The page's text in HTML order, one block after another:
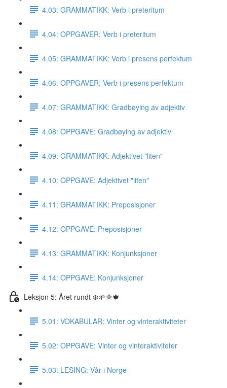
4.03: GRAMMATIKK: Verb i preteritum
4.04: OPPGAVER: Verb i preteritum
4.05: GRAMMATIKK: Verb i presens perfektum
4.06: OPPGAVER: Verb i presens perfektum
4.07: GRAMMATIKK: Gradbøying av adjektiv
4.08: OPPGAVE: Gradbøying av adjektiv
4.09: GRAMMATIKK: Adjektivet "liten"
4.10: OPPGAVE: Adjektivet "liten"
4.11: GRAMMATIKK: Preposisjoner
4.12: OPPGAVE: Preposisjoner
4.13: GRAMMATIKK: Konjunksjoner
4.14: OPPGAVE: Konjunksjoner
Leksjon 5: Året rundt ❄️🌱🌞🍁
5.01: VOKABULAR: Vinter og vinteraktiviteter
5.02: OPPGAVE: Vinter og vinteraktiviteter
5.03: LESING: Vår i Norge